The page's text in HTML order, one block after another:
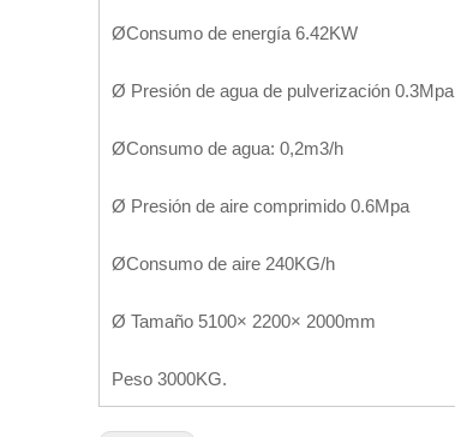
ØConsumo de energía 6.42KW
Ø Presión de agua de pulverización 0.3Mpa
ØConsumo de agua: 0,2m3/h
Ø Presión de aire comprimido 0.6Mpa
ØConsumo de aire 240KG/h
Ø Tamaño 5100× 2200× 2000mm
Peso 3000KG.